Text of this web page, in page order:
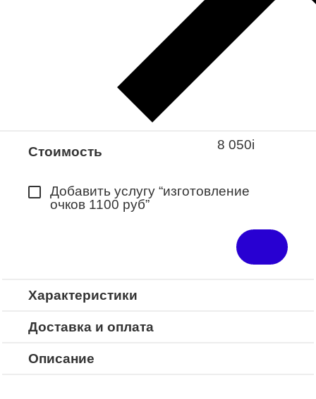
Закажите понравившуюся модель
в ближайший салон “Оптик-Экспресс”.
*Доступно для Республики
Стоимость 8 050i
Добавить услугу “изготовление
очков 1100 руб”
Характеристики
Доставка и оплата
Описание